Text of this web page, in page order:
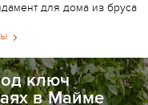
для дома из бруса
ключ
в Майме